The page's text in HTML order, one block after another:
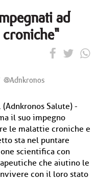
ad
@Adnkronos
(Adnkronos Salute) -
il suo impegno
le malattie croniche e
sta nel puntare
scientifica con
che aiutino le
con il loro stato